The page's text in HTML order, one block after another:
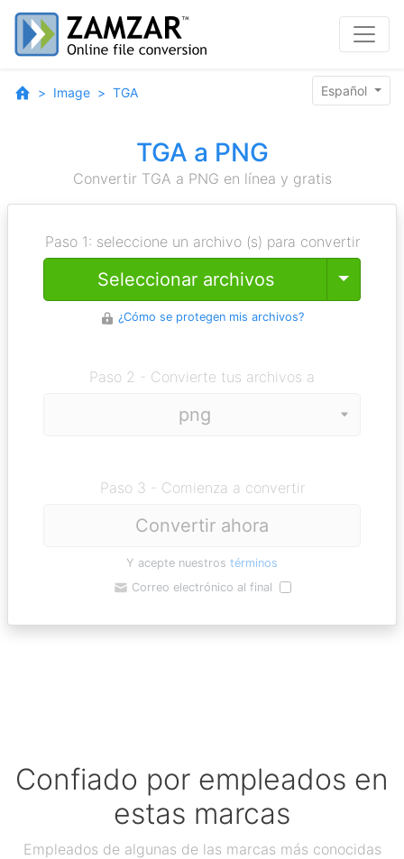
Image TGA Español
TGA a PNG
Convertir TGA a PNG en línea y gratis
Paso 1: seleccione un archivo (s) para convertir
Seleccionar archivos Toggle
¿Cómo se protegen mis archivos?
Paso 2 - Convierte tus archivos a
Paso 3 - Comienza a convertir
Convertir ahora
Y acepte nuestros términos
Correo electrónico al final
Confiado por empleados en
estas marcas
Empleados de algunas de las marcas más conocidas